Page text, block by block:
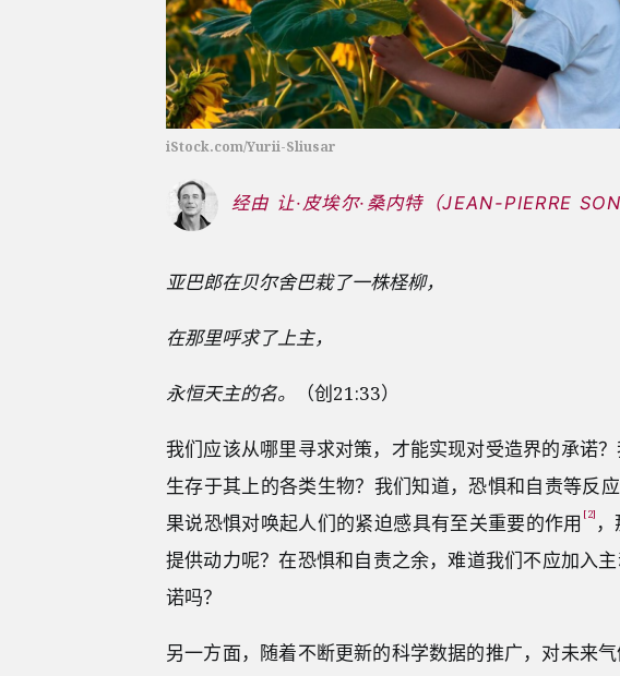
iStock.com/Yurii-Sliusar
经由 让·皮埃尔·桑内特（JEAN-PIERRE
亚巴郎在贝尔舍巴栽了一株柽柳，
在那里呼求了上主，
永恒天主的名。 （创21:33）
我们应该从哪里寻求对策，才能实现对受造界的承诺
生存于其上的各类生物？我们知道，恐惧和自责等反
果说恐惧对唤起人们的紧迫感具有至关重要的作用 [2]
提供动力呢？在恐惧和自责之余，难道我们不应加入
诺吗？
另一方面，随着不断更新的科学数据的推广，对未来